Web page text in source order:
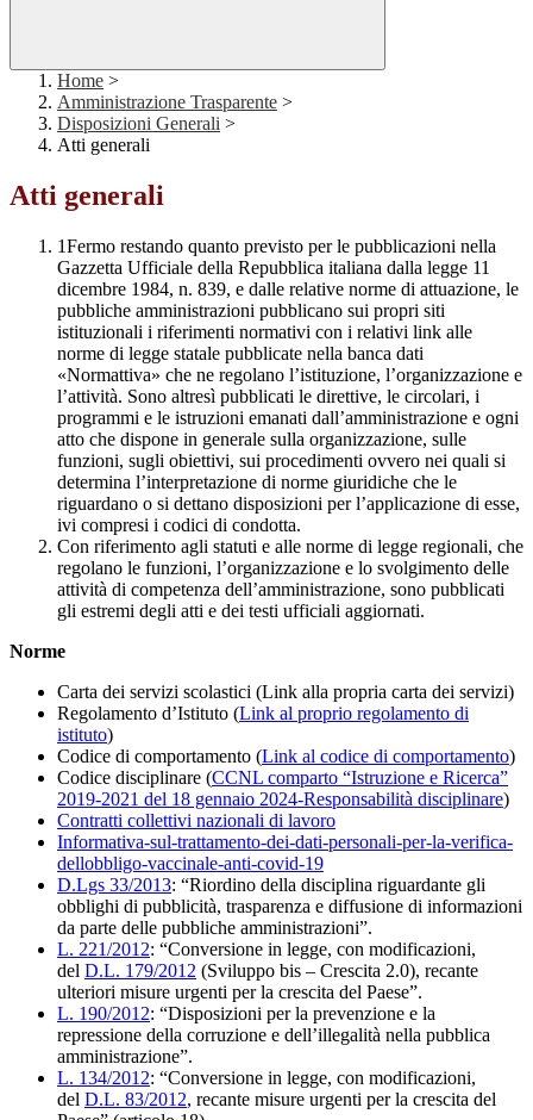
Home >
Amministrazione Trasparente >
Disposizioni Generali >
Atti generali
Atti generali
1Fermo restando quanto previsto per le pubblicazioni nella
Gazzetta Ufficiale della Repubblica italiana dalla legge 11
dicembre 1984, n. 839, e dalle relative norme di attuazione, le
pubbliche amministrazioni pubblicano sui propri siti
istituzionali i riferimenti normativi con i relativi link alle
norme di legge statale pubblicate nella banca dati
«Normattiva» che ne regolano l’istituzione, l’organizzazione e
l’attività. Sono altresì pubblicati le direttive, le circolari, i
programmi e le istruzioni emanati dall’amministrazione e ogni
atto che dispone in generale sulla organizzazione, sulle
funzioni, sugli obiettivi, sui procedimenti ovvero nei quali si
determina l’interpretazione di norme giuridiche che le
riguardano o si dettano disposizioni per l’applicazione di esse,
ivi compresi i codici di condotta.
Con riferimento agli statuti e alle norme di legge regionali, che
regolano le funzioni, l’organizzazione e lo svolgimento delle
attività di competenza dell’amministrazione, sono pubblicati
gli estremi degli atti e dei testi ufficiali aggiornati.
Norme
Carta dei servizi scolastici (Link alla propria carta dei servizi)
Regolamento d’Istituto (Link al proprio regolamento di
istituto)
Codice di comportamento (Link al codice di comportamento)
Codice disciplinare (CCNL comparto “Istruzione e Ricerca”
2019-2021 del 18 gennaio 2024-Responsabilità disciplinare)
Contratti collettivi nazionali di lavoro
Informativa-sul-trattamento-dei-dati-personali-per-la-verifica-
dellobbligo-vaccinale-anti-covid-19
D.Lgs 33/2013: “Riordino della disciplina riguardante gli
obblighi di pubblicità, trasparenza e diffusione di informazioni
da parte delle pubbliche amministrazioni”.
L. 221/2012: “Conversione in legge, con modificazioni,
del D.L. 179/2012 (Sviluppo bis – Crescita 2.0), recante
ulteriori misure urgenti per la crescita del Paese”.
L. 190/2012: “Disposizioni per la prevenzione e la
repressione della corruzione e dell’illegalità nella pubblica
amministrazione”.
L. 134/2012: “Conversione in legge, con modificazioni,
del D.L. 83/2012, recante misure urgenti per la crescita del